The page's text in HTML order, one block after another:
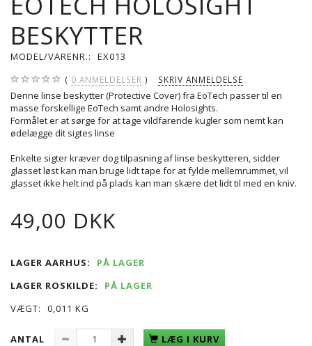
BESKYTTER
MODEL/VARENR.: EX013
0 ANMELDELSER SKRIV ANMELDELSE
Denne linse beskytter (Protective Cover) fra EoTech passer til en
masse forskellige EoTech samt andre Holosights.
Formålet er at sørge for at tage vildfarende kugler som nemt kan
ødelægge dit sigtes linse
Enkelte sigter kræver dog tilpasning af linse beskytteren, sidder
glasset løst kan man bruge lidt tape for at fylde mellemrummet, vil
glasset ikke helt ind på plads kan man skære det lidt til med en kniv.
49,00 DKK
LAGER AARHUS:
PÅ LAGER
LAGER ROSKILDE:
PÅ LAGER
VÆGT:
0,011 KG
ANTAL LÆG I KURV